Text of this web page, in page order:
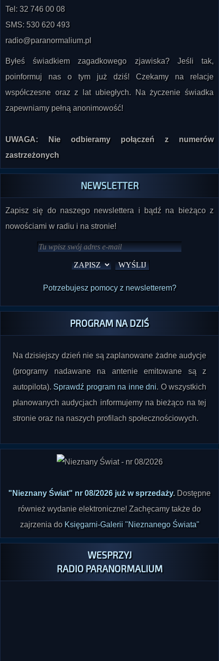
Tel: 32 746 00 08
SMS: 530 620 493
radio@paranormalium.pl
Byłeś świadkiem zagadkowego zjawiska? Jeśli tak,
poinformuj nas o tym już dziś! Czekamy na relacje
współczesne oraz z lat ubiegłych. Na życzenie świadka
zapewniamy pełną anonimowość!
UWAGA: Nie odbieramy połączeń z numerów
zastrzeżonych
NEWSLETTER
Zapisz się do naszego newslettera i bądź na bieżąco z
nowościami w radiu i na stronie!
Potrzebujesz pomocy z newsletterem?
PROGRAM NA DZIŚ
Na dzisiejszy dzień nie są zaplanowane żadne audycje
(programy nadawane na antenie emitowane są z
autopilota). Sprawdź program na inne dni. O wszystkich
planowanych audycjach informujemy na bieżąco na tej
stronie oraz na naszych profilach społecznościowych.
"Nieznany Świat" nr 08/2026 już w sprzedaży. Dostępne
również wydanie elektroniczne! Zachęcamy także do
zajrzenia do Księgarni-Galerii "Nieznanego Świata"
WESPRZYJ
RADIO PARANORMALIUM